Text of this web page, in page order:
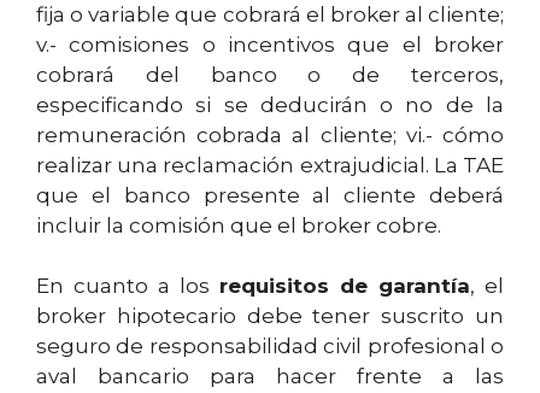
fija o variable que cobrará el broker al cliente;
v.- comisiones o incentivos que el broker
cobrará del banco o de terceros,
especificando si se deducirán o no de la
remuneración cobrada al cliente; vi.- cómo
realizar una reclamación extrajudicial. La TAE
que el banco presente al cliente deberá
incluir la comisión que el broker cobre.
En cuanto a los requisitos de garantía, el
broker hipotecario debe tener suscrito un
seguro de responsabilidad civil profesional o
aval bancario para hacer frente a las